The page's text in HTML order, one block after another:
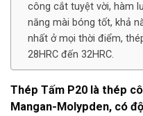
công cắt tuyệt vời, hàm
năng mài bóng tốt, khả
nhất ở mọi thời điểm,
28HRC đến 32HRC.
Thép Tấm P20 là thép
Mangan-Molypden, có